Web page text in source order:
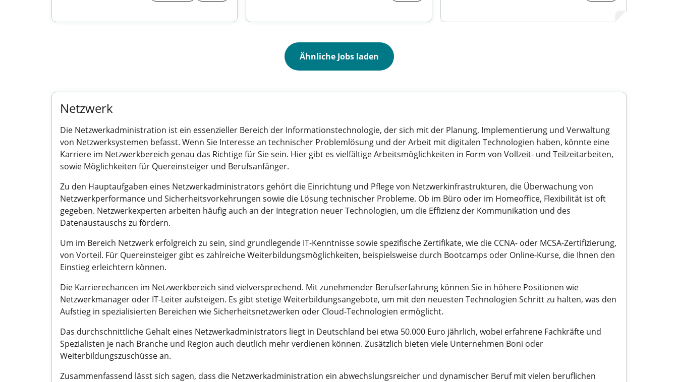
Ähnliche Jobs laden
Netzwerk
Die Netzwerkadministration ist ein essenzieller Bereich der Informationstechnologie, der sich mit der Planung, Implementierung und Verwaltung
von Netzwerksystemen befasst. Wenn Sie Interesse an technischer Problemlösung und der Arbeit mit digitalen Technologien haben, könnte eine
Karriere im Netzwerkbereich genau das Richtige für Sie sein. Hier gibt es vielfältige Arbeitsmöglichkeiten in Form von Vollzeit- und Teilzeitarbeiten,
sowie Möglichkeiten für Quereinsteiger und Berufsanfänger.
Zu den Hauptaufgaben eines Netzwerkadministrators gehört die Einrichtung und Pflege von Netzwerkinfrastrukturen, die Überwachung von
Netzwerkperformance und Sicherheitsvorkehrungen sowie die Lösung technischer Probleme. Ob im Büro oder im Homeoffice, Flexibilität ist oft
gegeben. Netzwerkexperten arbeiten häufig auch an der Integration neuer Technologien, um die Effizienz der Kommunikation und des
Datenaustauschs zu fördern.
Um im Bereich Netzwerk erfolgreich zu sein, sind grundlegende IT-Kenntnisse sowie spezifische Zertifikate, wie die CCNA- oder MCSA-Zertifizierung,
von Vorteil. Für Quereinsteiger gibt es zahlreiche Weiterbildungsmöglichkeiten, beispielsweise durch Bootcamps oder Online-Kurse, die Ihnen den
Einstieg erleichtern können.
Die Karrierechancen im Netzwerkbereich sind vielversprechend. Mit zunehmender Berufserfahrung können Sie in höhere Positionen wie
Netzwerkmanager oder IT-Leiter aufsteigen. Es gibt stetige Weiterbildungsangebote, um mit den neuesten Technologien Schritt zu halten, was den
Aufstieg in spezialisierten Bereichen wie Sicherheitsnetzwerken oder Cloud-Technologien ermöglicht.
Das durchschnittliche Gehalt eines Netzwerkadministrators liegt in Deutschland bei etwa 50.000 Euro jährlich, wobei erfahrene Fachkräfte und
Spezialisten je nach Branche und Region auch deutlich mehr verdienen können. Zusätzlich bieten viele Unternehmen Boni oder
Weiterbildungszuschüsse an.
Zusammenfassend lässt sich sagen, dass die Netzwerkadministration ein abwechslungsreicher und dynamischer Beruf mit vielen beruflichen